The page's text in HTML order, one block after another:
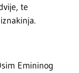
te
Emininog